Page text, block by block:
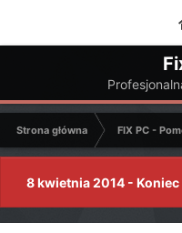
Strona główna FIX PC -
8 kwietnia 2014 -